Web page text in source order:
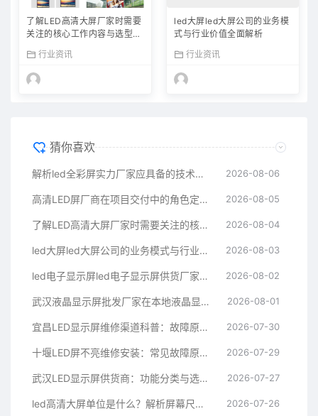
了解LED高清大屏厂家时需要
关注的核心工作内容与选型常
行业资讯
led大屏led大屏公司的业务模
式与行业价值全面解析
行业资讯
猜你喜欢
解析led全彩屏实力厂家应具备的技术积累与产品服务体系 2026-08-06
高清LED屏厂商在项目交付中的角色定位与技术服务解析 2026-08-05
了解LED高清大屏厂家时需要关注的核心工作内容与选型常识 2026-08-04
led大屏led大屏公司的业务模式与行业价值全面解析 2026-08-03
led电子显示屏led电子显示屏供货厂家：行业角色与技术服务 2026-08-02
武汉液晶显示屏批发厂家在本地液晶显示屏市场中的角色解析 2026-08-01
宜昌LED显示屏维修渠道科普：故障原理、检测方法与渠道知识 2026-07-30
十堰LED屏不亮维修安装：常见故障原因与处理思路 2026-07-29
武汉LED显示屏供货商：功能分类与选型要点解析 2026-07-27
led高清大屏单位是什么？解析屏幕尺寸与像素的基本概念 2026-07-26